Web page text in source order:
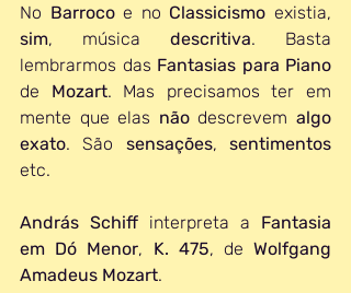
No Barroco e no Classicismo
sim, música descritiva. Basta
lembrarmos das Fantasias para Piano
de Mozart. Mas precisamos ter em
mente que elas não descrevem algo
exato. São sensações,
etc.
András Schiff interpreta a Fantasia
em Dó Menor, K. 475, de Wolfgang
Amadeus Mozart.